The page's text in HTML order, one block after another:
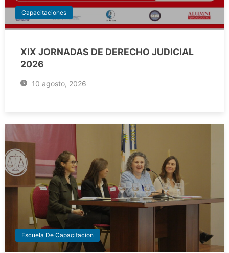
Capacitaciones
XIX JORNADAS DE DERECHO JUDICIAL
2026
10 agosto, 2026
Escuela De Capacitacion